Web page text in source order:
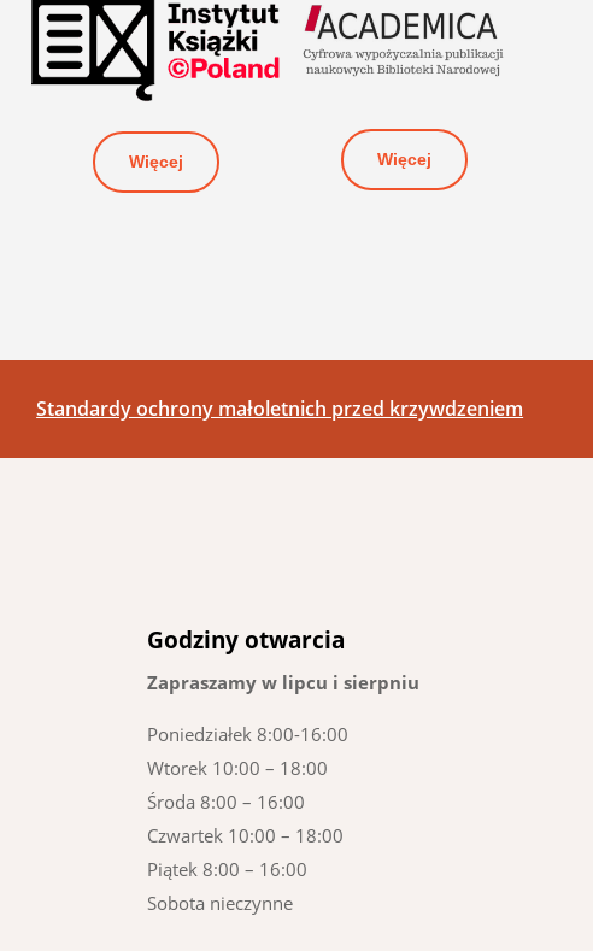
Więcej Więcej
Standardy ochrony małoletnich przed krzywdzeniem
Godziny otwarcia
Zapraszamy w lipcu i sierpniu
Poniedziałek 8:00-16:00
Wtorek 10:00 – 18:00
Środa 8:00 – 16:00
Czwartek 10:00 – 18:00
Piątek 8:00 – 16:00
Sobota nieczynne